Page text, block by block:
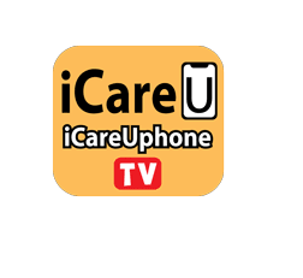
content